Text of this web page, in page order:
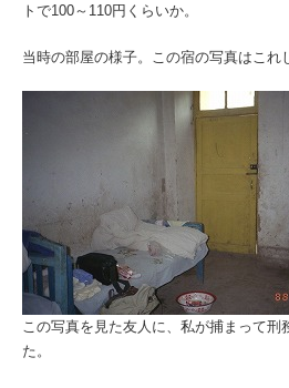
トで100～110円くらいか。
当時の部屋の様子。この宿の写真はこれ
この写真を見た友人に、私が捕まって刑
た。